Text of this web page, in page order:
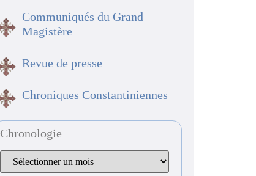
Communiqués du Grand
Magistère
Revue de presse
Chroniques Constantiniennes
Chronologie